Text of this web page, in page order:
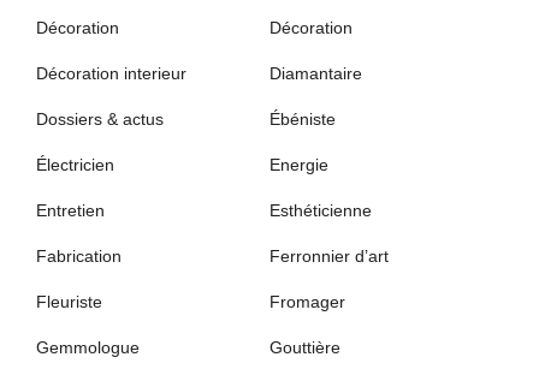
Décoration Décoration
Décoration interieur Diamantaire
Dossiers & actus Ébéniste
Électricien Energie
Entretien Esthéticienne
Fabrication Ferronnier d’art
Fleuriste Fromager
Gemmologue Gouttière